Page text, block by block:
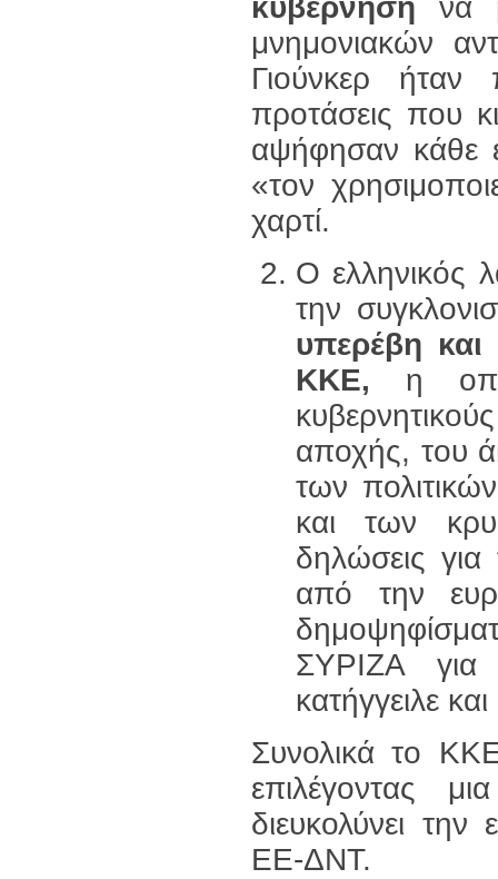
κυβέρνηση να
μνημονιακών
Γιούνκερ ήταν
προτάσεις που
αψήφησαν κάθε
«τον
χαρτί.
Ο ελληνικός
την
υπερέβη και
ΚΚΕ, η
αποχής, του
των
και των
δηλώσεις για
από την
ΣΥΡΙΖΑ
κατήγγειλε
Συνολικά το
επιλέγοντας
διευκολύνει
ΕΕ-ΔΝΤ.